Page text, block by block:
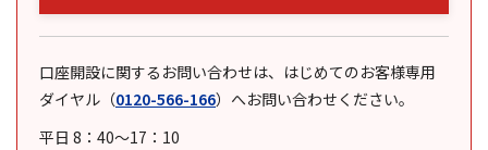
口座開設に関するお問い合わせは、はじめてのお客様専用
ダイヤル （0120-566-166） へお問い合わせください。
平日 8：40～17：10